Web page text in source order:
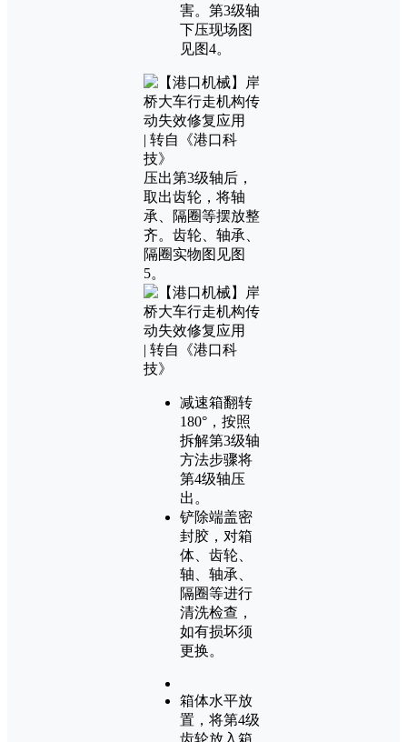
害。第3级轴
下压现场图
见图4。
压出第3级轴后，
取出齿轮，将轴
承、隔圈等摆放整
齐。齿轮、轴承、
隔圈实物图见图
5。
减速箱翻转
180°，按照
拆解第3级轴
方法步骤将
第4级轴压
出。
铲除端盖密
封胶，对箱
体、齿轮、
轴、轴承、
隔圈等进行
清洗检查，
如有损坏须
更换。
箱体水平放
置，将第4级
齿轮放入箱